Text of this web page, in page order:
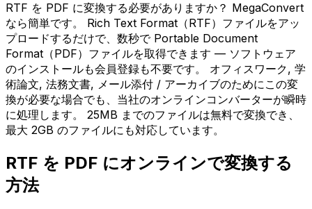
RTF を PDF に変換する必要がありますか？ MegaConvert
なら簡単です。 Rich Text Format（RTF）ファイルをアッ
プロードするだけで、数秒で Portable Document
Format（PDF）ファイルを取得できます — ソフトウェア
のインストールも会員登録も不要です。 オフィスワーク, 学
術論文, 法務文書, メール添付 / アーカイブのためにこの変
換が必要な場合でも、当社のオンラインコンバーターが瞬時
に処理します。 25MB までのファイルは無料で変換でき、
最大 2GB のファイルにも対応しています。
RTF を PDF にオンラインで変換する
方法